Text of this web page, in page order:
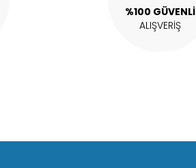
%100 GÜVENLİ
ALIŞVERİŞ